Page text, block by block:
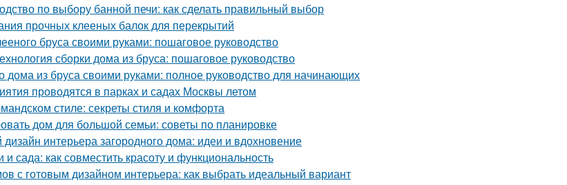
по выбору банной печи: как сделать правильный выбор
прочных клееных балок для перекрытий
бруса своими руками: пошаговое руководство
сборки дома из бруса: пошаговое руководство
дома из бруса своими руками: полное руководство для начинающих
проводятся в парках и садах Москвы летом
стиле: секреты стиля и комфорта
дом для большой семьи: советы по планировке
интерьера загородного дома: идеи и вдохновение
сада: как совместить красоту и функциональность
с готовым дизайном интерьера: как выбрать идеальный вариант